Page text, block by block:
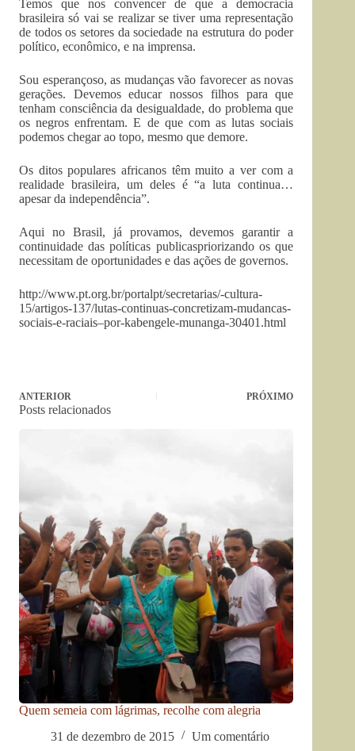
Temos que nos convencer de que a democracia
brasileira só vai se realizar se tiver uma representação
de todos os setores da sociedade na estrutura do poder
político, econômico, e na imprensa.
Sou esperançoso, as mudanças vão favorecer as novas
gerações. Devemos educar nossos filhos para que
tenham consciência da desigualdade, do problema que
os negros enfrentam. E de que com as lutas sociais
podemos chegar ao topo, mesmo que demore.
Os ditos populares africanos têm muito a ver com a
realidade brasileira, um deles é “a luta continua…
apesar da independência”.
Aqui no Brasil, já provamos, devemos garantir a
continuidade das políticas publicaspriorizando os que
necessitam de oportunidades e das ações de governos.
http://www.pt.org.br/portalpt/secretarias/-cultura-
15/artigos-137/lutas-continuas-concretizam-mudancas-
sociais-e-raciais–por-kabengele-munanga-30401.html
ANTERIOR PRÓXIMO
Posts relacionados
Quem semeia com lágrimas, recolhe com alegria
31 de dezembro de 2015
Um comentário